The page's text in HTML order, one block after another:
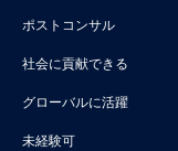
ポストコンサル
社会に貢献できる
グローバルに活躍
未経験可